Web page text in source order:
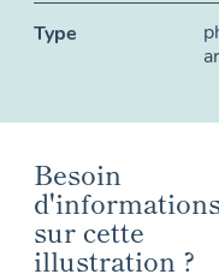
Type
Besoin
sur cette
illustration ?